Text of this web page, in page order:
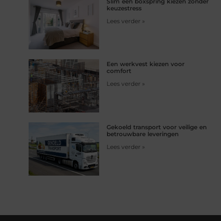
keuzestress
Lees verder »
Een werkvest kiezen voor
comfort
Lees verder »
Gekoeld transport voor veilige en
betrouwbare leveringen
Lees verder »